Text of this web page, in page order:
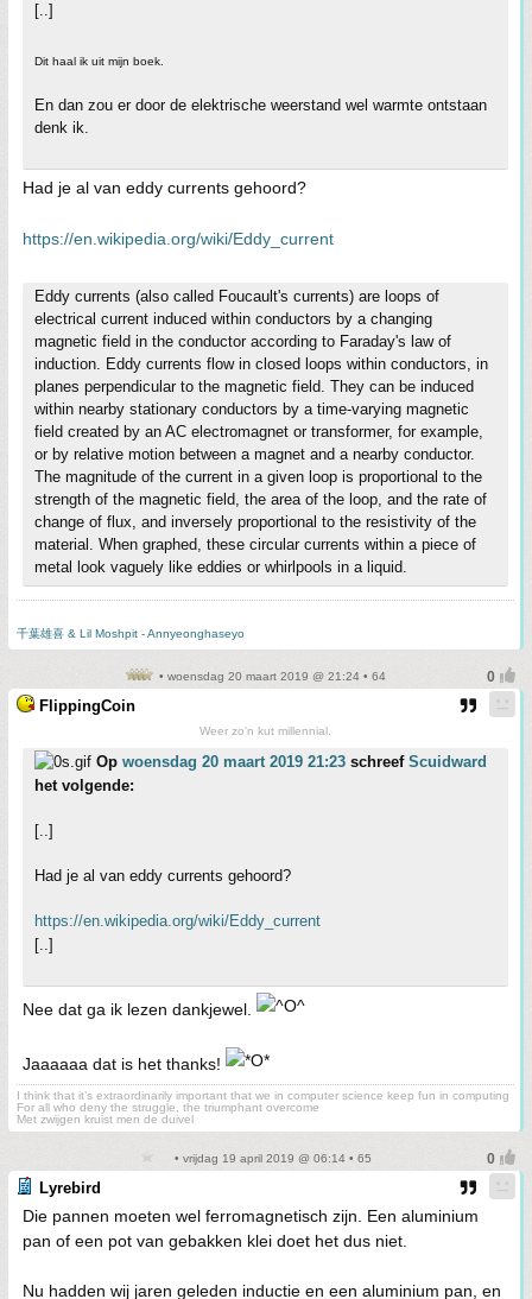
[..]
Dit haal ik uit mijn boek.
En dan zou er door de elektrische weerstand wel warmte ontstaan
denk ik.
Had je al van eddy currents gehoord?
https://en.wikipedia.org/wiki/Eddy_current
Eddy currents (also called Foucault's currents) are loops of
electrical current induced within conductors by a changing
magnetic field in the conductor according to Faraday's law of
induction. Eddy currents flow in closed loops within conductors, in
planes perpendicular to the magnetic field. They can be induced
within nearby stationary conductors by a time-varying magnetic
field created by an AC electromagnet or transformer, for example,
or by relative motion between a magnet and a nearby conductor.
The magnitude of the current in a given loop is proportional to the
strength of the magnetic field, the area of the loop, and the rate of
change of flux, and inversely proportional to the resistivity of the
material. When graphed, these circular currents within a piece of
metal look vaguely like eddies or whirlpools in a liquid.
千葉雄喜 & Lil Moshpit - Annyeonghaseyo
• woensdag 20 maart 2019 @ 21:24 • 64
FlippingCoin
Weer zo'n kut millennial.
Op woensdag 20 maart 2019 21:23 schreef Scuidward
het volgende:
[..]
Had je al van eddy currents gehoord?
https://en.wikipedia.org/wiki/Eddy_current
[..]
Nee dat ga ik lezen dankjewel.
Jaaaaaa dat is het thanks!
I think that it’s extraordinarily important that we in computer science keep fun in computing
For all who deny the struggle, the triumphant overcome
Met zwijgen kruist men de duivel
• vrijdag 19 april 2019 @ 06:14 • 65
Lyrebird
Die pannen moeten wel ferromagnetisch zijn. Een aluminium
pan of een pot van gebakken klei doet het dus niet.
Nu hadden wij jaren geleden inductie en een aluminium pan, en